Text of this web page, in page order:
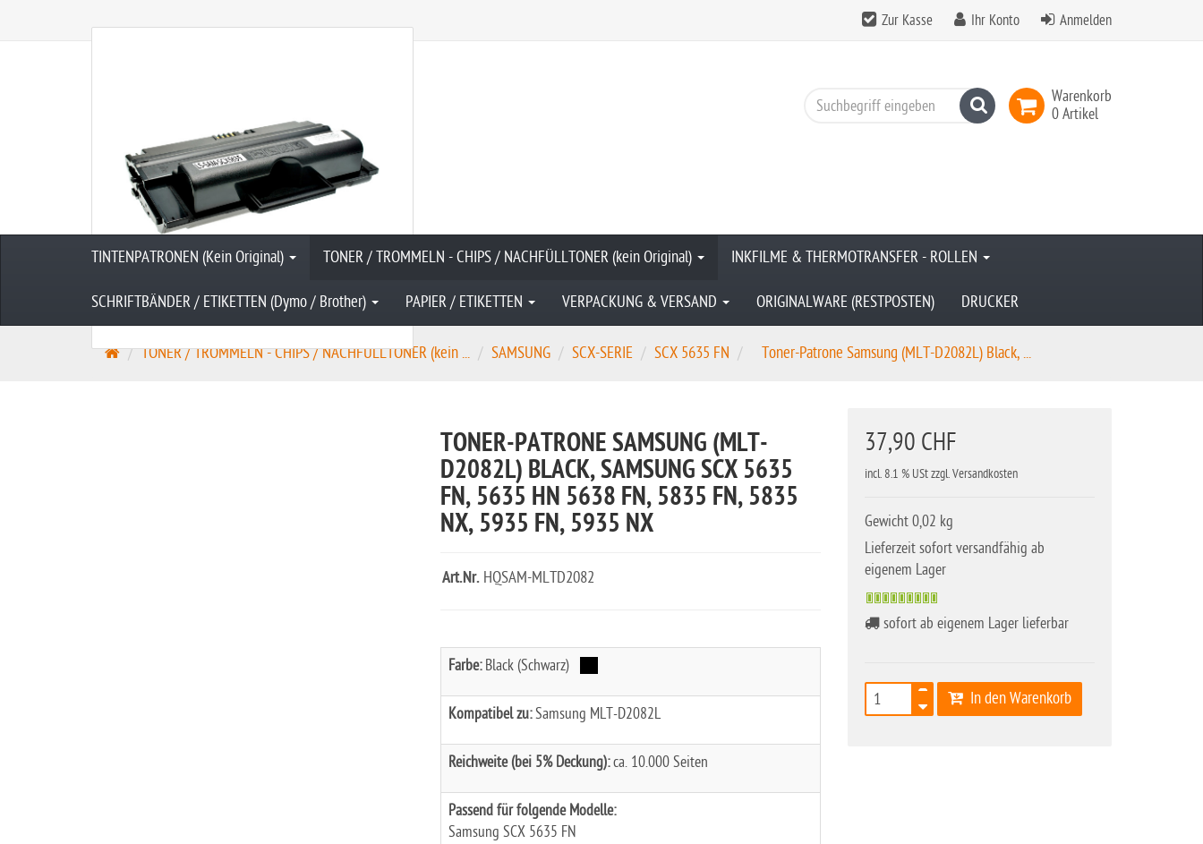
Zur Kasse Ihr Konto Anmelden
preiswert, fair und kompetent
Warenkorb
0 Artikel
Suchen
TINTENPATRONEN (Kein Original) TONER / TROMMELN - CHIPS / NACHFÜLLTONER (kein Original) INKFILME & THERMOTRANSFER - ROLLEN
SCHRIFTBÄNDER / ETIKETTEN (Dymo / Brother) PAPIER / ETIKETTEN VERPACKUNG & VERSAND ORIGINALWARE (RESTPOSTEN) DRUCKER
S
TONER / TROMMELN - CHIPS / NACHFÜLLTONER (kein ... SAMSUNG SCX-SERIE SCX 5635 FN Toner-Patrone Samsung (MLT-D2082L) Black, ...
37,90 CHF
incl. 8.1 % USt zzgl. Versandkosten
Gewicht 0,02 kg
Lieferzeit sofort versandfähig ab
eigenem Lager
sofort ab eigenem Lager lieferbar
In den Warenkorb
TONER-PATRONE SAMSUNG (MLT-
D2082L) BLACK, SAMSUNG SCX 5635
FN, 5635 HN 5638 FN, 5835 FN, 5835
NX, 5935 FN, 5935 NX
Art.Nr. HQSAM-MLTD2082
Farbe:Black (Schwarz)
Kompatibel zu:Samsung MLT-D2082L
Reichweite (bei 5% Deckung):ca. 10.000 Seiten
Passend für folgende Modelle:
Samsung SCX 5635 FN